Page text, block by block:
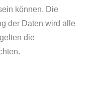
können. Die
der Daten wird alle
die